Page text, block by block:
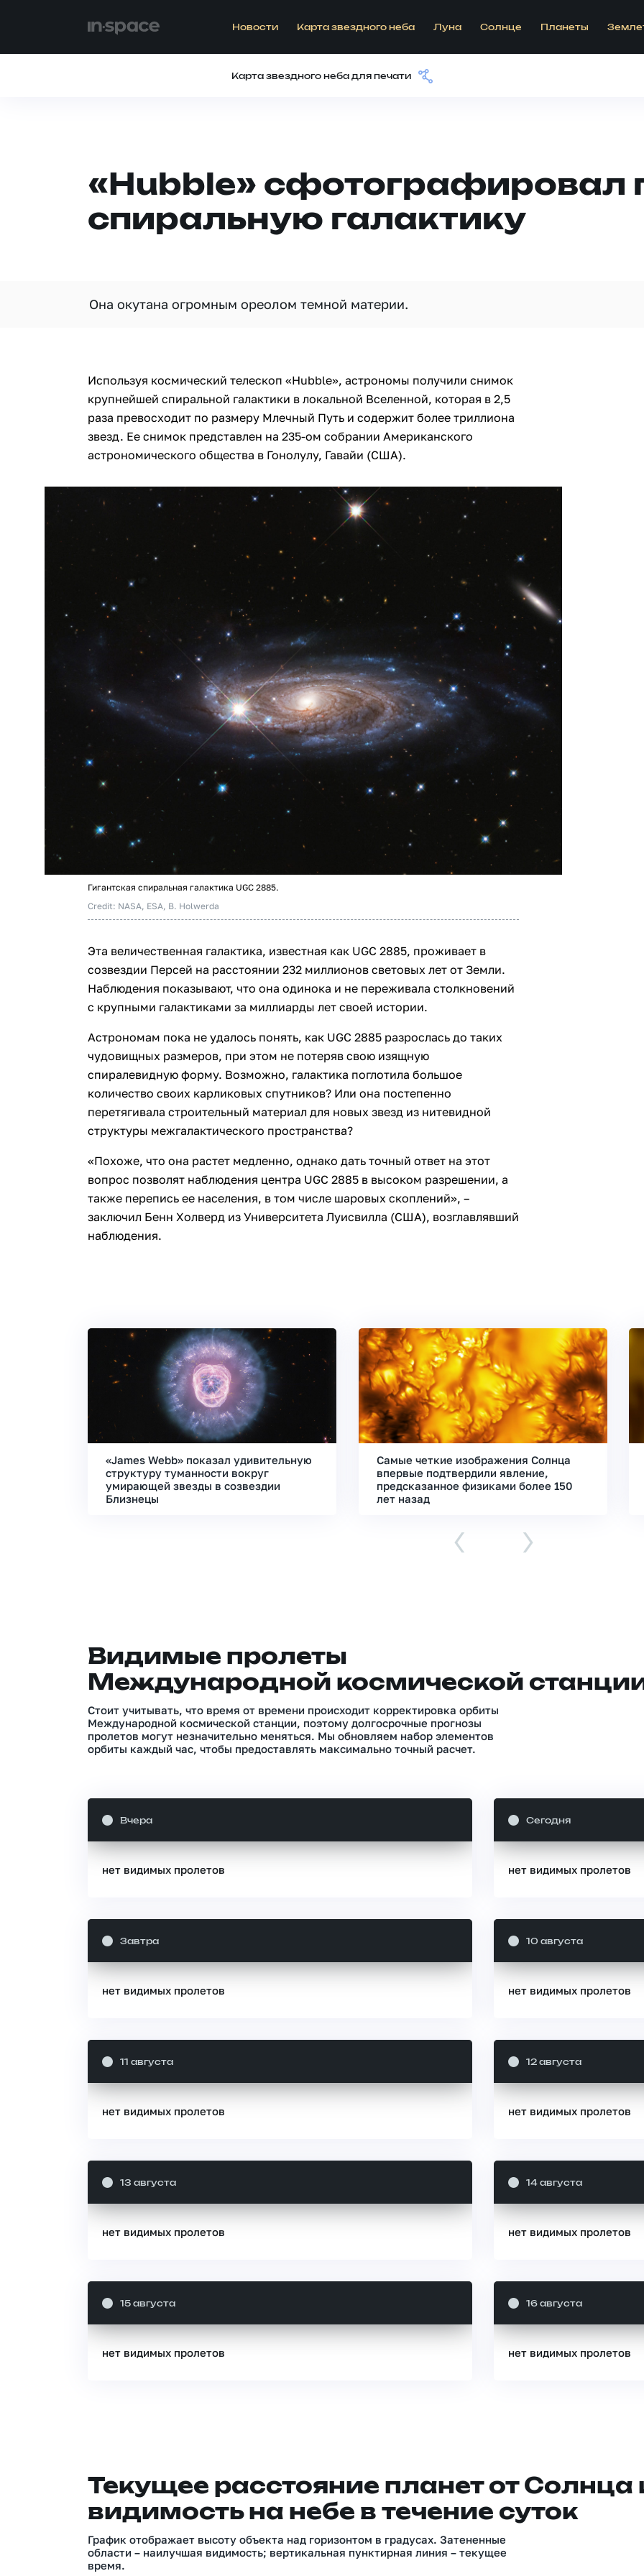
Новости Карта звездного неба Луна Солнце Планеты
Карта звездного неба для печати
«Hubble» сфотографировал
спиральную галактику
Она окутана огромным ореолом темной материи.
Используя космический телескоп «Hubble», астрономы получили снимок
крупнейшей спиральной галактики в локальной Вселенной, которая в 2,5
раза превосходит по размеру Млечный Путь и содержит более триллиона
звезд. Ее снимок представлен на 235-ом собрании Американского
астрономического общества в Гонолулу, Гавайи (США).
Гигантская спиральная галактика UGC 2885.
Credit: NASA, ESA, B. Holwerda
Эта величественная галактика, известная как UGC 2885, проживает в
созвездии Персей на расстоянии 232 миллионов световых лет от Земли.
Наблюдения показывают, что она одинока и не переживала столкновений
с крупными галактиками за миллиарды лет своей истории.
Астрономам пока не удалось понять, как UGC 2885 разрослась до таких
чудовищных размеров, при этом не потеряв свою изящную
спиралевидную форму. Возможно, галактика поглотила большое
количество своих карликовых спутников? Или она постепенно
перетягивала строительный материал для новых звезд из нитевидной
структуры межгалактического пространства?
«Похоже, что она растет медленно, однако дать точный ответ на этот
вопрос позволят наблюдения центра UGC 2885 в высоком разрешении, а
также перепись ее населения, в том числе шаровых скоплений», –
заключил Бенн Холверд из Университета Луисвилла (США), возглавлявший
наблюдения.
«James Webb» показал удивительную
структуру туманности вокруг
умирающей звезды в созвездии
Близнецы
Самые четкие изображения Солнца
впервые подтвердили явление,
предсказанное физиками более 150
лет назад
‹ ›
Видимые пролеты
Международной космической
Стоит учитывать, что время от времени происходит корректировка орбиты
Международной космической станции, поэтому долгосрочные прогнозы
пролетов могут незначительно меняться. Мы обновляем набор элементов
орбиты каждый час, чтобы предоставлять максимально точный расчет.
Вчера
нет видимых пролетов
Сегодня
нет видимых пролетов
Завтра
нет видимых пролетов
10 августа
нет видимых пролетов
11 августа
нет видимых пролетов
12 августа
нет видимых пролетов
13 августа
нет видимых пролетов
14 августа
нет видимых пролетов
15 августа
нет видимых пролетов
16 августа
нет видимых пролетов
Текущее расстояние планет от Солнца
видимость на небе в течение суток
График отображает высоту объекта над горизонтом в градусах. Затененные
области – наилучшая видимость; вертикальная пунктирная линия – текущее
время.